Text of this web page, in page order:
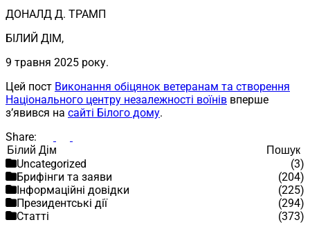
ДОНАЛД Д. ТРАМП
БІЛИЙ ДІМ,
9 травня 2025 року.
Цей пост Виконання обіцянок ветеранам та створення
Національного центру незалежності воїнів вперше
з’явився на сайті Білого дому.
Share:
Пошук
Пошук
Uncategorized
(3)
Брифінги та заяви
(204)
Інформаційні довідки
(225)
Президентські дії
(294)
Статті
(373)